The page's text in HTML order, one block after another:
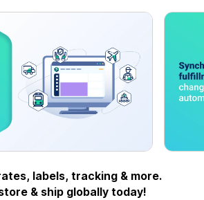
labels, tracking & more.
& ship globally today!